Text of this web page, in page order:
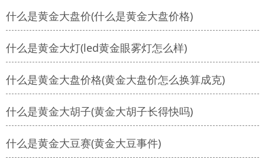
什么是黄金大盘价(什么是黄金大盘价格)
什么是黄金大灯(led黄金眼雾灯怎么样)
什么是黄金大盘价格(黄金大盘价怎么换算成克)
什么是黄金大胡子(黄金大胡子长得快吗)
什么是黄金大豆赛(黄金大豆事件)